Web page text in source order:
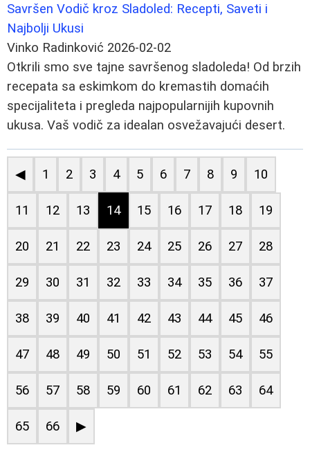
Savršen Vodič kroz Sladoled: Recepti, Saveti i
Najbolji Ukusi
Vinko Radinković 2026-02-02
Otkrili smo sve tajne savršenog sladoleda! Od brzih
recepata sa eskimkom do kremastih domaćih
specijaliteta i pregleda najpopularnijih kupovnih
ukusa. Vaš vodič za idealan osvežavajući desert.
◀ 1 2 3 4 5 6 7 8 9 10
11 12 13 14 15 16 17 18 19
20 21 22 23 24 25 26 27 28
29 30 31 32 33 34 35 36 37
38 39 40 41 42 43 44 45 46
47 48 49 50 51 52 53 54 55
56 57 58 59 60 61 62 63 64
65 66 ▶